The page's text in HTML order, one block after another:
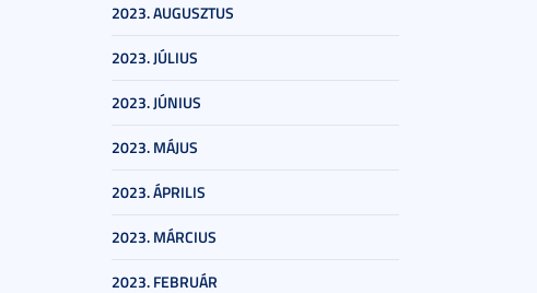
2023. AUGUSZTUS
2023. JÚLIUS
2023. JÚNIUS
2023. MÁJUS
2023. ÁPRILIS
2023. MÁRCIUS
2023. FEBRUÁR